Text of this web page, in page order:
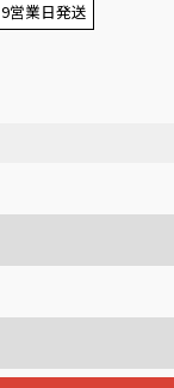
9営業日発送